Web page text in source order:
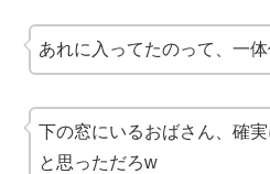
あれに入ってたのって、一体
下の窓にいるおばさん、確実
と思っただろw